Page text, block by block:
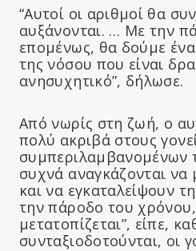
“Αυτοί οι αριθμοί θα
αυξάνονται. … Με την
επομένως, θα δούμε ένα
της νόσου που είναι
ανησυχητικό”, δήλωσε.
Από νωρίς στη ζωή, ο
πολύ ακριβά στους
συμπεριλαμβανομένων
συχνά αναγκάζονται να
και να εγκαταλείψουν
την πάροδο του
μετατοπίζεται”, είπε,
συνταξιοδοτούνται, οι